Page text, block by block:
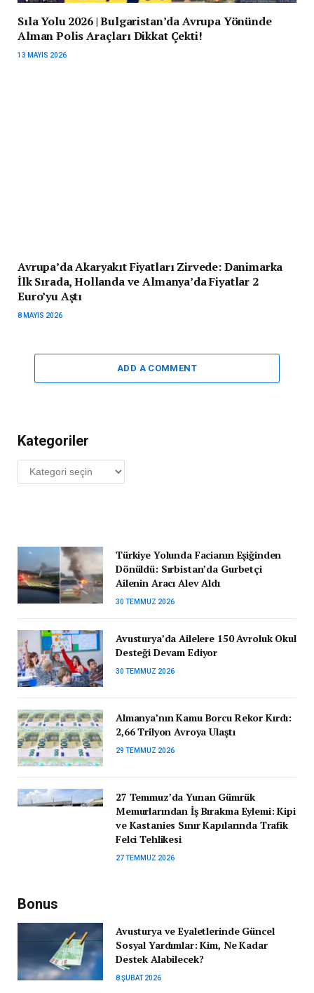
Sıla Yolu 2026 | Bulgaristan’da Avrupa Yönünde
Alman Polis Araçları Dikkat Çekti!
13 MAYIS 2026
Avrupa’da Akaryakıt Fiyatları Zirvede: Danimarka
İlk Sırada, Hollanda ve Almanya’da Fiyatlar 2
Euro’yu Aştı
8 MAYIS 2026
ADD A COMMENT
Kategoriler
Kategoriler
Türkiye Yolunda Facianın Eşiğinden
Dönüldü: Sırbistan’da Gurbetçi
Ailenin Aracı Alev Aldı
30 TEMMUZ 2026
Avusturya’da Ailelere 150 Avroluk Okul
Desteği Devam Ediyor
30 TEMMUZ 2026
Almanya’nın Kamu Borcu Rekor Kırdı:
2,66 Trilyon Avroya Ulaştı
29 TEMMUZ 2026
27 Temmuz’da Yunan Gümrük
Memurlarından İş Bırakma Eylemi: Kipi
ve Kastanies Sınır Kapılarında Trafik
Felci Tehlikesi
27 TEMMUZ 2026
Bonus
Avusturya ve Eyaletlerinde Güncel
Sosyal Yardımlar: Kim, Ne Kadar
Destek Alabilecek?
8 ŞUBAT 2026